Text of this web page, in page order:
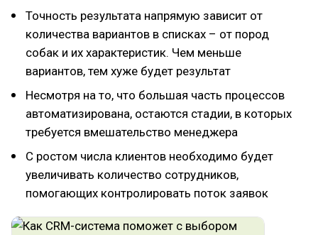
Точность результата напрямую зависит от
количества вариантов в списках – от пород
собак и их характеристик. Чем меньше
вариантов, тем хуже будет результат
Несмотря на то, что большая часть процессов
автоматизирована, остаются стадии, в которых
требуется вмешательство менеджера
С ростом числа клиентов необходимо будет
увеличивать количество сотрудников,
помогающих контролировать поток заявок